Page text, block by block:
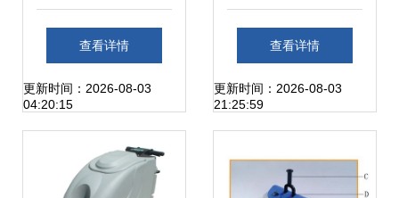
业洗地机应用解析
以TC558及主流机
种为例
查看详情
更新时间：2026-08-03
04:20:15
与品牌选购指南
查看详情
更新时间：2026-08-03
21:25:59